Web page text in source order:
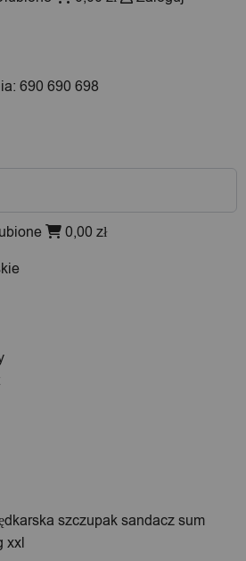
690 690 698
0,00 zł
szczupak sandacz sum
xxl